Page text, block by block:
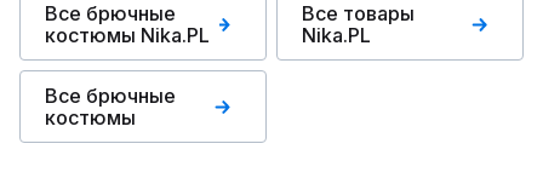
Все брючные
костюмы Nika.PL
Все товары
Nika.PL
Все брючные
костюмы